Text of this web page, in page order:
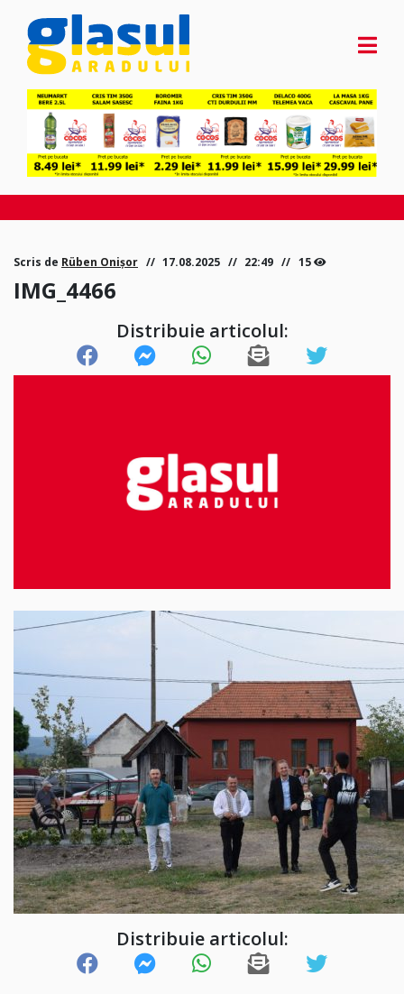
Scris de Rüben Onișor 17.08.2025 22:49 15
IMG_4466
Distribuie articolul:
Distribuie articolul: